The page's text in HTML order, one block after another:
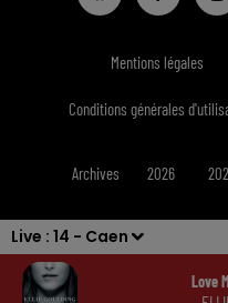
Live : 14 - Caen
Love
Mentions légales
Conditions générales
Archives 2026